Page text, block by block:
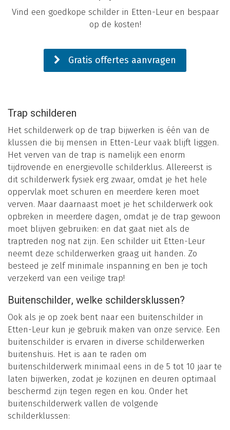
Vind een goedkope schilder in Etten-Leur en bespaar
op de kosten!
Gratis offertes aanvragen
Trap schilderen
Het schilderwerk op de trap bijwerken is één van de
klussen die bij mensen in Etten-Leur vaak blijft liggen.
Het verven van de trap is namelijk een enorm
tijdrovende en energievolle schilderklus. Allereerst is
dit schilderwerk fysiek erg zwaar, omdat je het hele
oppervlak moet schuren en meerdere keren moet
verven. Maar daarnaast moet je het schilderwerk ook
opbreken in meerdere dagen, omdat je de trap gewoon
moet blijven gebruiken: en dat gaat niet als de
traptreden nog nat zijn. Een schilder uit Etten-Leur
neemt deze schilderwerken graag uit handen. Zo
besteed je zelf minimale inspanning en ben je toch
verzekerd van een veilige trap!
Buitenschilder, welke schildersklussen?
Ook als je op zoek bent naar een buitenschilder in
Etten-Leur kun je gebruik maken van onze service. Een
buitenschilder is ervaren in diverse schilderwerken
buitenshuis. Het is aan te raden om
buitenschilderwerk minimaal eens in de 5 tot 10 jaar te
laten bijwerken, zodat je kozijnen en deuren optimaal
beschermd zijn tegen regen en kou. Onder het
buitenschilderwerk vallen de volgende
schilderklussen: